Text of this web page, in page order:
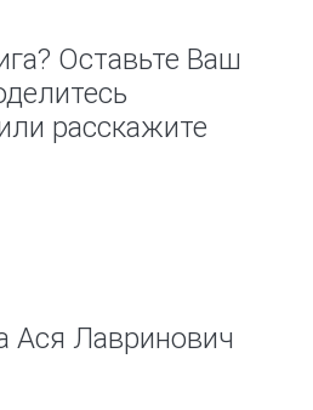
Оставьте Ваш
расскажите
Ася Лавринович